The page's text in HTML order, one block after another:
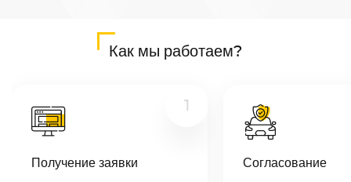
В течении 10
логист
Как мы работаем?
1
Получение заявки Согласование